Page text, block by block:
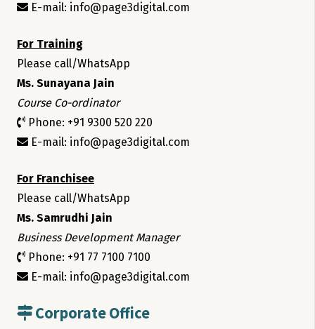
E-mail: info@page3digital.com
For Training
Please call/WhatsApp
Ms. Sunayana Jain
Course Co-ordinator
Phone: +91 9300 520 220
E-mail: info@page3digital.com
For Franchisee
Please call/WhatsApp
Ms. Samrudhi Jain
Business Development Manager
Phone: +91 77 7100 7100
E-mail: info@page3digital.com
Corporate Office